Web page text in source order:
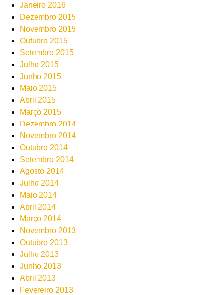
Janeiro 2016
Dezembro 2015
Novembro 2015
Outubro 2015
Setembro 2015
Julho 2015
Junho 2015
Maio 2015
Abril 2015
Março 2015
Dezembro 2014
Novembro 2014
Outubro 2014
Setembro 2014
Agosto 2014
Julho 2014
Maio 2014
Abril 2014
Março 2014
Novembro 2013
Outubro 2013
Julho 2013
Junho 2013
Abril 2013
Fevereiro 2013